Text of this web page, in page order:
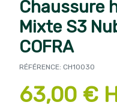
Chaussure
Mixte S3
COFRA
RÉFÉRENCE: CH10030
63,00 €